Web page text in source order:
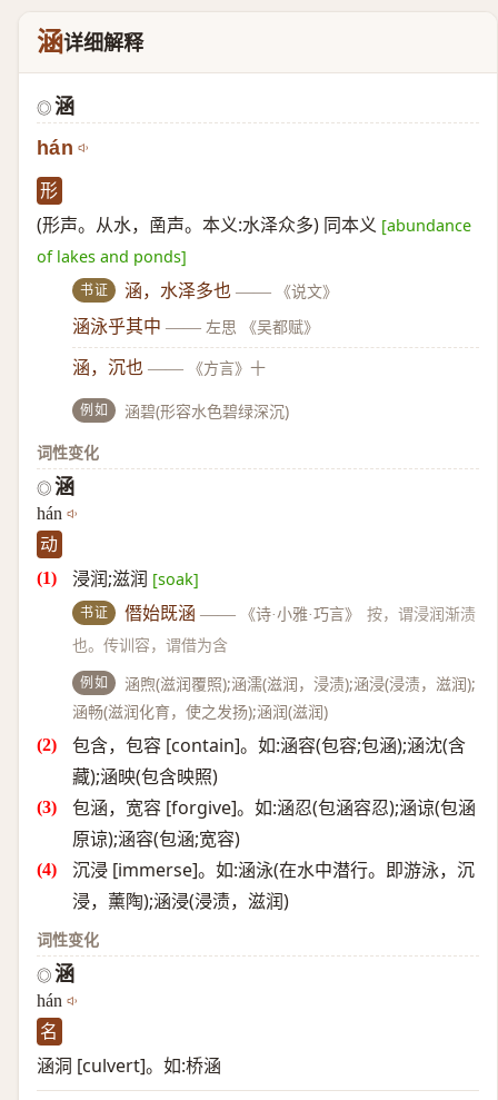
涵详细解释
◎ 涵
hán
形
(形声。从水，圅声。本义:水泽众多) 同本义 [abundance
of lakes and ponds]
书证 涵，水泽多也 —— 《说文》
涵泳乎其中 —— 左思 《吴都赋》
涵，沉也 —— 《方言》十
例如
涵碧(形容水色碧绿深沉)
词性变化
◎ 涵
hán
动
浸润;滋润 [soak]
书证 僭始既涵 —— 《诗·小雅·巧言》
按，谓浸润渐渍
也。传训容，谓借为含
例如
涵煦(滋润覆照);涵濡(滋润，浸渍);涵浸(浸渍，滋润);
涵畅(滋润化育，使之发扬);涵润(滋润)
包含，包容 [contain]。如:涵容(包容;包涵);涵沈(含
藏);涵映(包含映照)
包涵，宽容 [forgive]。如:涵忍(包涵容忍);涵谅(包涵
原谅);涵容(包涵;宽容)
沉浸 [immerse]。如:涵泳(在水中潜行。即游泳，沉
浸，薰陶);涵浸(浸渍，滋润)
词性变化
◎ 涵
hán
名
涵洞 [culvert]。如:桥涵